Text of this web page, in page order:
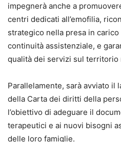
impegnerà anche a
centri dedicati all’emofilia,
strategico nella presa in
continuità assistenziale, e
qualità dei servizi sul territorio
Parallelamente, sarà avviato il
della Carta dei diritti della
l’obiettivo di adeguare il
terapeutici e ai nuovi bisogni
delle loro famiglie.